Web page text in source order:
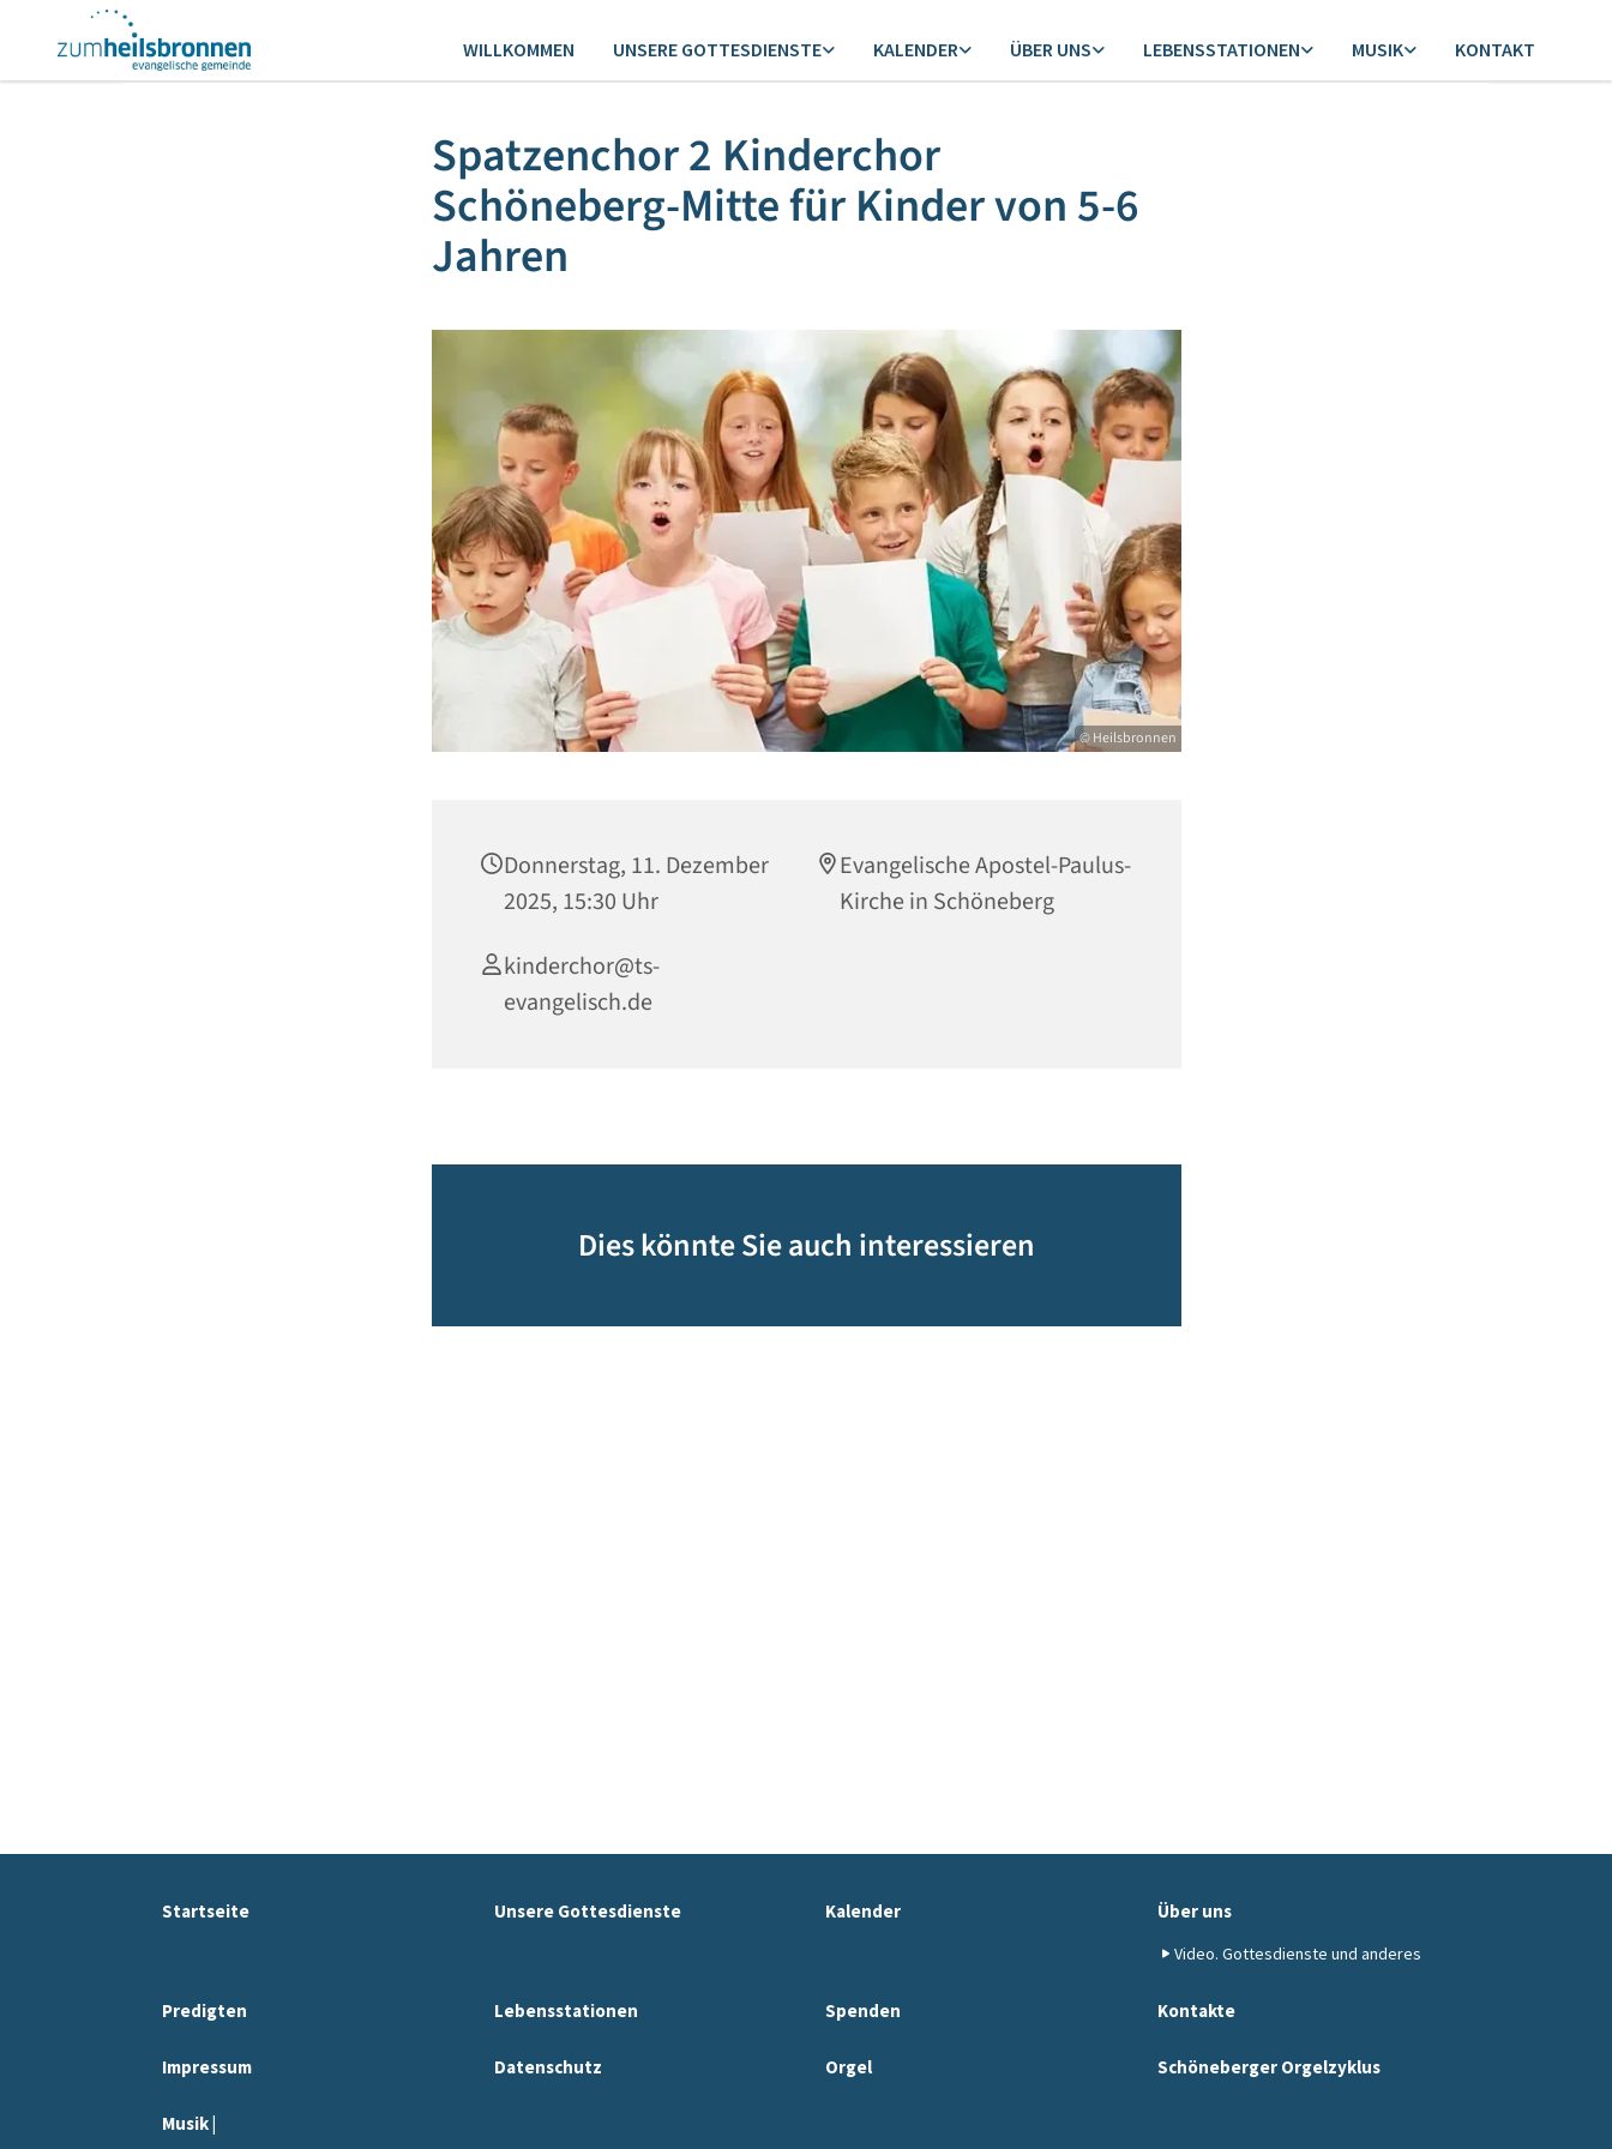
WILLKOMMEN UNSERE GOTTESDIENSTE KALENDER ÜBER UNS LEBENSSTATIONEN MUSIK KONTAKT
Spatzenchor 2 Kinderchor
Schöneberg-Mitte für Kinder von 5-6
Jahren
© Heilsbronnen
Donnerstag, 11. Dezember
2025, 15:30 Uhr
Evangelische Apostel-Paulus-
Kirche in Schöneberg
kinderchor@ts-
evangelisch.de
Dies könnte Sie auch interessieren
Startseite Unsere Gottesdienste Kalender Über uns
Video. Gottesdienste und anderes
Predigten Lebensstationen Spenden Kontakte
Impressum Datenschutz Orgel Schöneberger Orgelzyklus
Musik |